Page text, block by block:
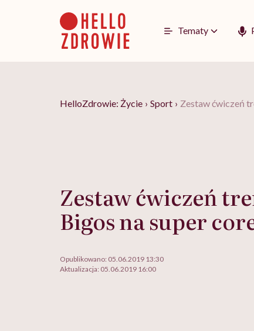
Tematy
HelloZdrowie: Życie › Sport › Zestaw ćwiczeń
Zestaw ćwiczeń
Bigos na super
Opublikowano: 05.06.2019 13:30
Aktualizacja: 05.06.2019 16:00